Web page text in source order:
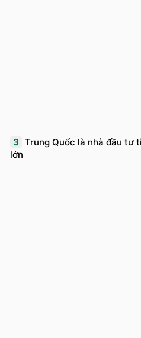
3 Trung Quốc là nhà đầu tư
lớn